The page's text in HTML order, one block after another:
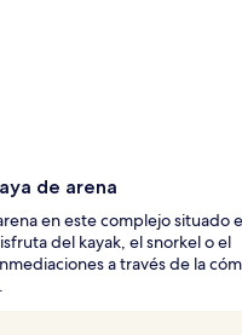
de arena
en este complejo situado
del kayak, el snorkel o el
a través de la